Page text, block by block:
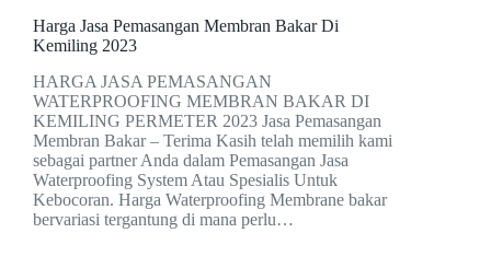
Harga Jasa Pemasangan Membran Bakar Di
Kemiling 2023
HARGA JASA PEMASANGAN
WATERPROOFING MEMBRAN BAKAR DI
KEMILING PERMETER 2023 Jasa Pemasangan
Membran Bakar – Terima Kasih telah memilih kami
sebagai partner Anda dalam Pemasangan Jasa
Waterproofing System Atau Spesialis Untuk
Kebocoran. Harga Waterproofing Membrane bakar
bervariasi tergantung di mana perlu…